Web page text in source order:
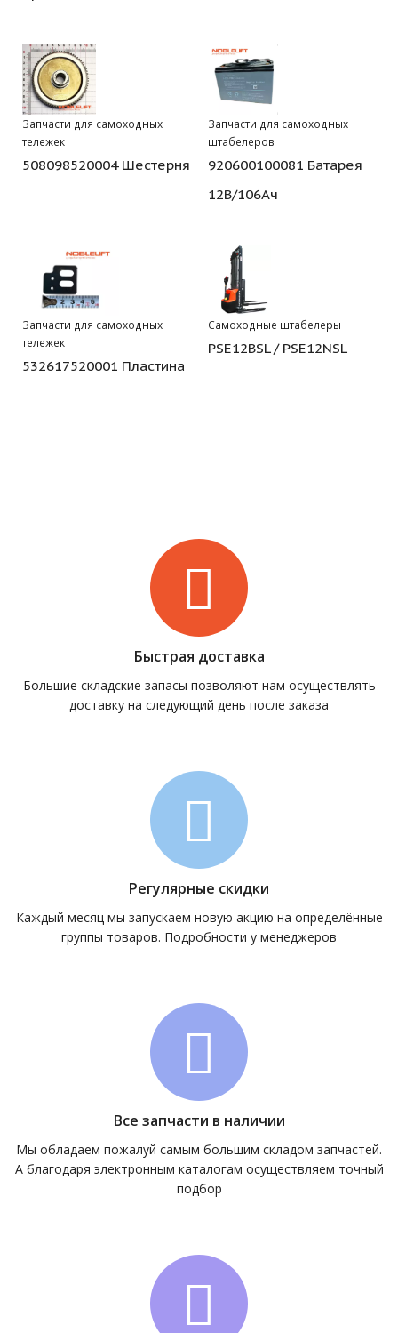
Запчасти для самоходных
тележек
508098520004 Шестерня
Запчасти для самоходных
штабелеров
920600100081 Батарея
12В/106Ач
Запчасти для самоходных
тележек
532617520001 Пластина
Самоходные штабелеры
PSE12BSL / PSE12NSL
Быстрая доставка
Большие складские запасы позволяют нам осуществлять
доставку на следующий день после заказа
Регулярные скидки
Каждый месяц мы запускаем новую акцию на определённые
группы товаров. Подробности у менеджеров
Все запчасти в наличии
Мы обладаем пожалуй самым большим складом запчастей.
А благодаря электронным каталогам осуществляем точный
подбор